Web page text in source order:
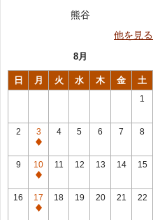
熊谷
他を見る
8月
日 月 火 水 木 金 土
1
2
3
休
館
日
4 5 6 7 8
9
10
休
館
日
11 12 13 14 15
16
17
休
18 19 20 21 22